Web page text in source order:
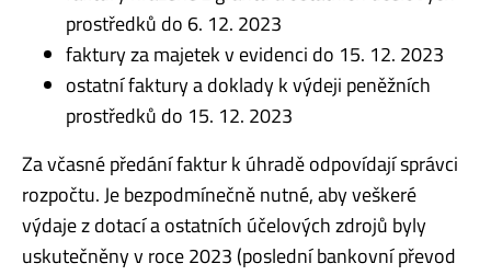
prostředků do 6. 12. 2023
faktury za majetek v evidenci do 15. 12. 2023
ostatní faktury a doklady k výdeji peněžních
prostředků do 15. 12. 2023
Za včasné předání faktur k úhradě odpovídají správci
rozpočtu. Je bezpodmínečně nutné, aby veškeré
výdaje z dotací a ostatních účelových zdrojů byly
uskutečněny v roce 2023 (poslední bankovní převod